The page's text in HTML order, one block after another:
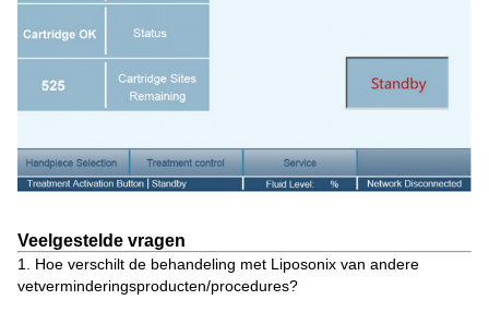
Veelgestelde vragen
1. Hoe verschilt de behandeling met Liposonix van andere
vetverminderingsproducten/procedures?